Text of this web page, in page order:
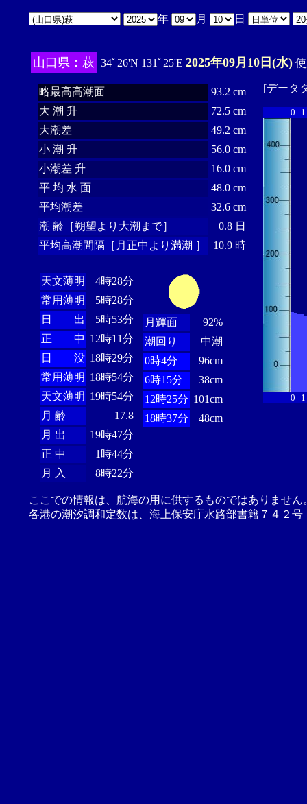
年 月 日
山口県：萩 34ﾟ26'N 131ﾟ25'E 2025年09月10日(水)
略最高高潮面
93.2 cm
大 潮 升
72.5 cm
大潮差
49.2 cm
小 潮 升
56.0 cm
小潮差 升
16.0 cm
平 均 水 面
48.0 cm
平均潮差
32.6 cm
潮 齢［朔望より大潮まで］
0.8 日
平均高潮間隔［月正中より満潮 ］
10.9 時
天文薄明
4時28分
常用薄明
5時28分
日 出
5時53分
正 中 12時11分
日 没 18時29分
常用薄明 18時54分
天文薄明 19時54分
月 齢
17.8
月 出
19時47分
正 中
1時44分
月 入
8時22分
月輝面
92%
潮回り
中潮
0時4分
96cm
6時15分
38cm
12時25分 101cm
18時37分
48cm
[データ
0 1
0 1
ここでの情報は、航海の用に供するものではありませ
各港の潮汐調和定数は、海上保安庁水路部書籍７４２